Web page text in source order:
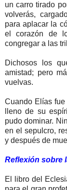
un carro tirado
volverás,
para aplacar la
el corazón de
congregar a las
Dichosos los
amistad; pero
vuelvas.
Cuando Elías
lleno de su
pudo dominar.
en el sepulcro,
y después de
Reflexión sobre
El libro del